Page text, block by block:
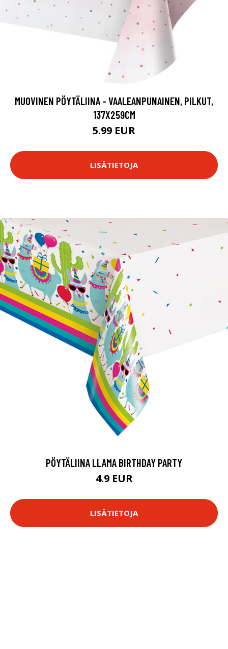
MUOVINEN PÖYTÄLIINA - VAALEANPUNAINEN, PILKUT,
137X259CM
5.99 EUR
LISÄTIETOJA
PÖYTÄLIINA LLAMA BIRTHDAY PARTY
4.9 EUR
LISÄTIETOJA